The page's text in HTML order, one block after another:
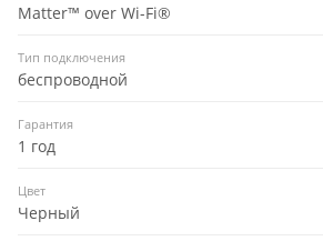
Matter™ over Wi-Fi®
Тип подключения
беспроводной
Гарантия
1 год
Цвет
Черный